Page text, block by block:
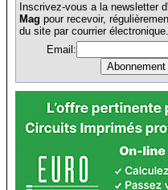
Inscrivez-vous a la newsletter d'
Mag pour recevoir,
du site par courrier électronique.
Email: